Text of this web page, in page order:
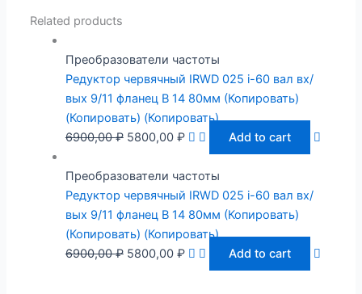
Related products
Преобразователи частоты
Редуктор червячный IRWD 025 i-60 вал вх/
вых 9/11 фланец B 14 80мм (Копировать)
(Копировать) (Копировать)
6900,00₽ 5800,00 ₽ Add to cart
Преобразователи частоты
Редуктор червячный IRWD 025 i-60 вал вх/
вых 9/11 фланец B 14 80мм (Копировать)
(Копировать) (Копировать)
6900,00₽ 5800,00 ₽ Add to cart